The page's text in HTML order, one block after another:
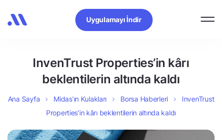
Uygulamayı İndir
InvenTrust Properties’in kârı
beklentilerin altında kaldı
Ana Sayfa Midas’ın Kulakları Borsa Haberleri
InvenTrust
Properties’in kârı beklentilerin altında kaldı